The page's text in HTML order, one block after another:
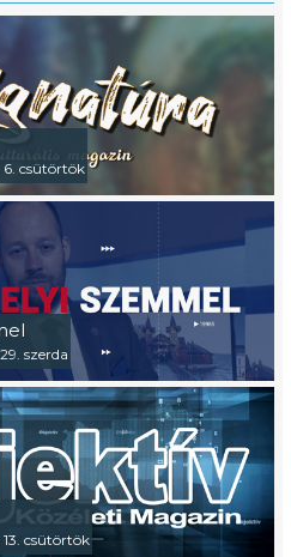
6. csütörtök
szerda
csütörtök